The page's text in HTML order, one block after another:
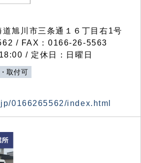
旭川市三条通１６丁目右1号
/ FAX：0166-26-5563
/ 定休日：日曜日
取付可
0166265562/index.html